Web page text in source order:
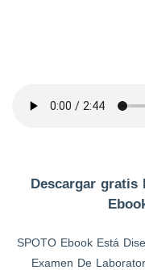
Descargar gratis
SPOTO Ebook Está
Examen De